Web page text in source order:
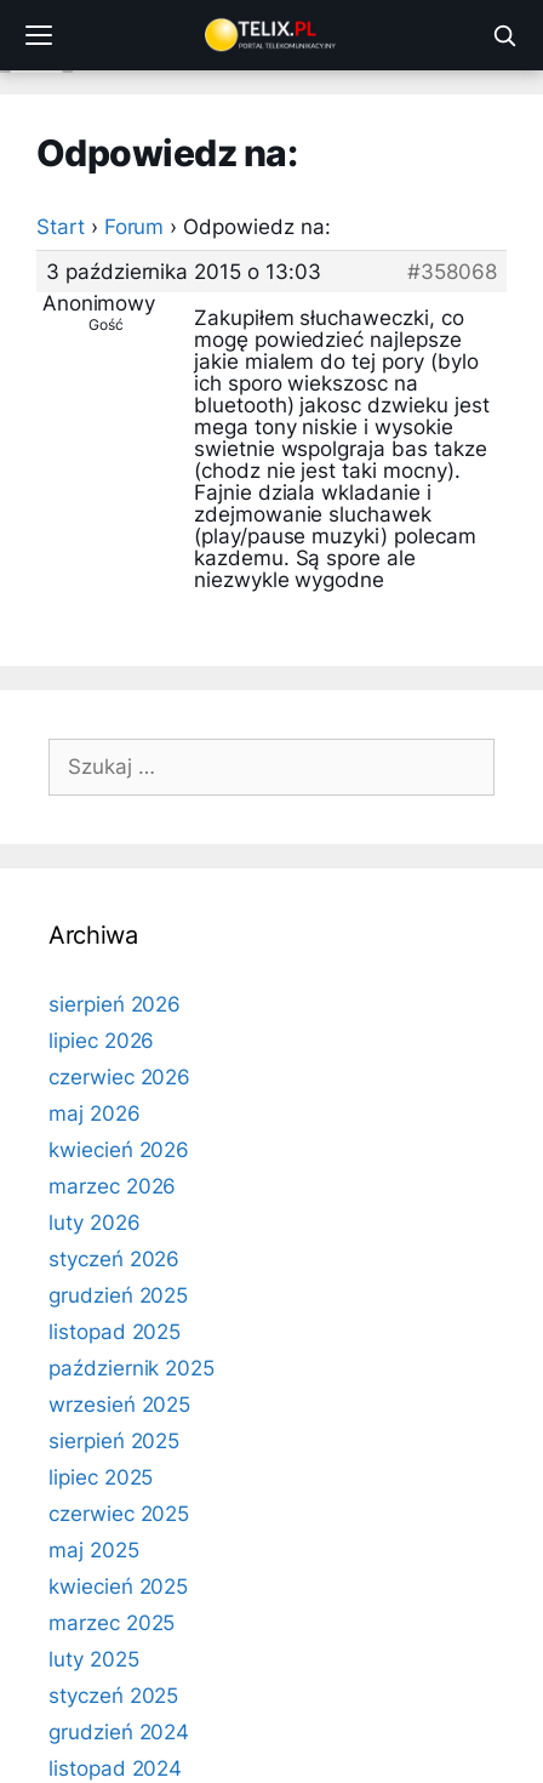
treści
Odpowiedz na:
Start › Forum › Odpowiedz na:
3 października 2015 o 13:03
#358068
Anonimowy
Gość
Zakupiłem słuchaweczki, co
mogę powiedzieć najlepsze
jakie mialem do tej pory (bylo
ich sporo wiekszosc na
bluetooth) jakosc dzwieku jest
mega tony niskie i wysokie
swietnie wspolgraja bas takze
(chodz nie jest taki mocny).
Fajnie dziala wkladanie i
zdejmowanie sluchawek
(play/pause muzyki) polecam
kazdemu. Są spore ale
niezwykle wygodne
Szukaj:
Archiwa
sierpień 2026
lipiec 2026
czerwiec 2026
maj 2026
kwiecień 2026
marzec 2026
luty 2026
styczeń 2026
grudzień 2025
listopad 2025
październik 2025
wrzesień 2025
sierpień 2025
lipiec 2025
czerwiec 2025
maj 2025
kwiecień 2025
marzec 2025
luty 2025
styczeń 2025
grudzień 2024
listopad 2024